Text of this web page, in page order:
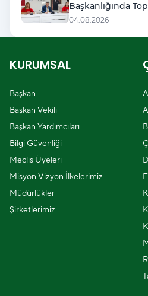
Başkanlığında
04.08.2026
KURUMSAL
Başkan
Başkan Vekili
Başkan Yardımcıları
Bilgi Güvenliği
Meclis Üyeleri
Misyon Vizyon İlkelerimiz
Müdürlükler
Şirketlerimiz